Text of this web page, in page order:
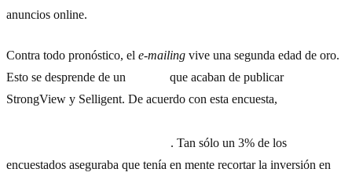
anuncios online.
Contra todo pronóstico, el e-mailing vive una segunda edad de oro.
Esto se desprende de un
que acaban de publicar
StrongView y Selligent. De acuerdo con esta encuesta,
. Tan sólo un 3% de los
encuestados aseguraba que tenía en mente recortar la inversión en